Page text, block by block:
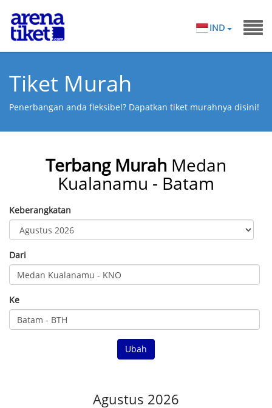
IND
Tiket Murah
Penerbangan anda fleksibel? Dapatkan tiket murahnya disini!
Terbang Murah Medan
Kualanamu - Batam
Keberangkatan
Dari
Ke
Ubah
Agustus 2026